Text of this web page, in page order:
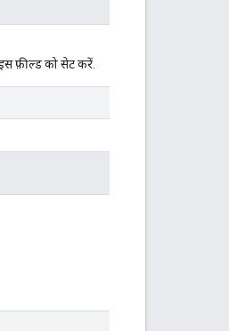
फ़ील्ड को सेट करें.